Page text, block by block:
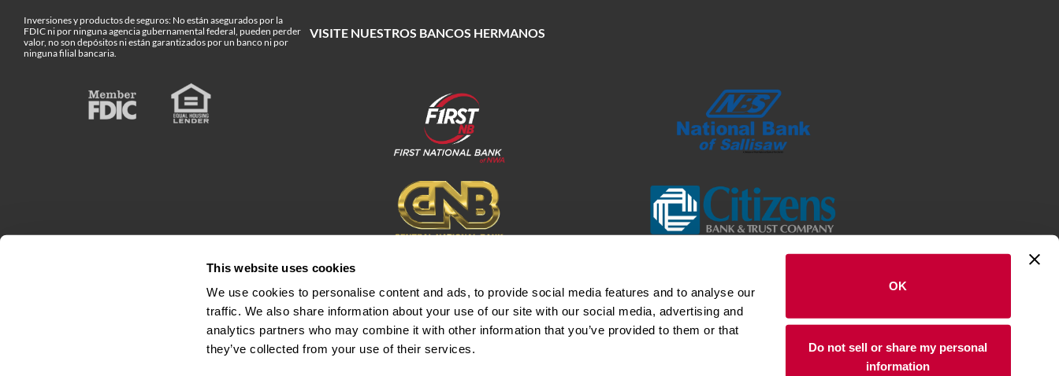
This website uses cookies
We use cookies to personalise content and ads, to provide social media features and to analyse our
traffic. We also share information about your use of our site with our social media, advertising and
analytics partners who may combine it with other information that you’ve provided to them or that
they’ve collected from your use of their services.
OK
Do not sell or share my personal
information
Inversiones y productos de seguros: No están asegurados por la
FDIC ni por ninguna agencia gubernamental federal, pueden perder
valor, no son depósitos ni están garantizados por un banco ni por
ninguna filial bancaria.
VISITE NUESTROS BANCOS HERMANOS
Divulgación de la disponibilidad de fondos
2024 First National Bank de Fort Smith. Todos los derechos